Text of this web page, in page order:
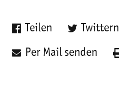
Teilen Twittern
Per Mail senden